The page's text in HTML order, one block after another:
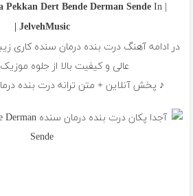
| Download Song
Pekkan Dert Bende Derman SendeIn
JelvehMusic |
در ادامه آهنگ درت بنده درمان سنده کاری
عالی و کیفیت بالا از جلوه موزیک
♪ پخش آنلاین + متن ترانه درت بنده